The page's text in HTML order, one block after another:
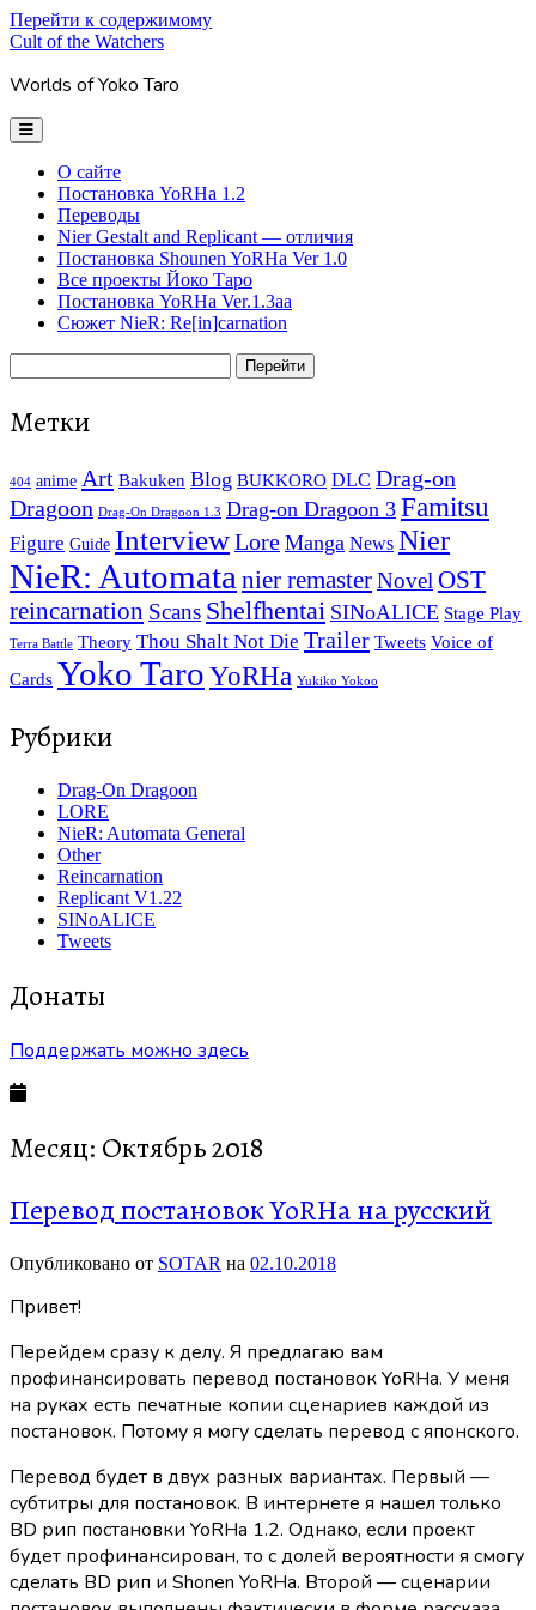
Перейти к содержимому
Cult of the Watchers
Worlds of Yoko Taro
отрыть
основное
О сайте
Постановка YoRHa 1.2
Переводы
Nier Gestalt and Replicant — отличия
Постановка Shounen YoRHa Ver 1.0
Все проекты Йоко Таро
Постановка YoRHa Ver.1.3aa
Сюжет NieR: Re[in]carnation
Боковая
панель
Метки
404 anime Art Bakuken Blog BUKKORO DLC Drag-on
Dragoon Drag-On Dragoon 1.3 Drag-on Dragoon 3 Famitsu
Figure Guide InterviewLore Manga News Nier
NieR: Automata nier remasterNovel OST
reincarnation Scans Shelfhentai SINoALICE Stage Play
Terra Battle Theory Thou Shalt Not Die Trailer Tweets Voice of
Cards Yoko Taro YoRHa Yukiko Yokoo
Рубрики
Drag-On Dragoon
LORE
NieR: Automata General
Other
Reincarnation
Replicant V1.22
SINoALICE
Tweets
Донаты
Поддержать можно здесь
Месяц: Октябрь 2018
Перевод постановок YoRHa на русский
Опубликовано от SOTAR на 02.10.2018
Привет!
Перейдем сразу к делу. Я предлагаю вам
профинансировать перевод постановок YoRHa. У меня
на руках есть печатные копии сценариев каждой из
постановок. Потому я могу сделать перевод с японского.
Перевод будет в двух разных вариантах. Первый —
субтитры для постановок. В интернете я нашел только
BD рип постановки YoRHa 1.2. Однако, если проект
будет профинансирован, то с долей вероятности я смогу
сделать BD рип и Shonen YoRHa. Второй — сценарии